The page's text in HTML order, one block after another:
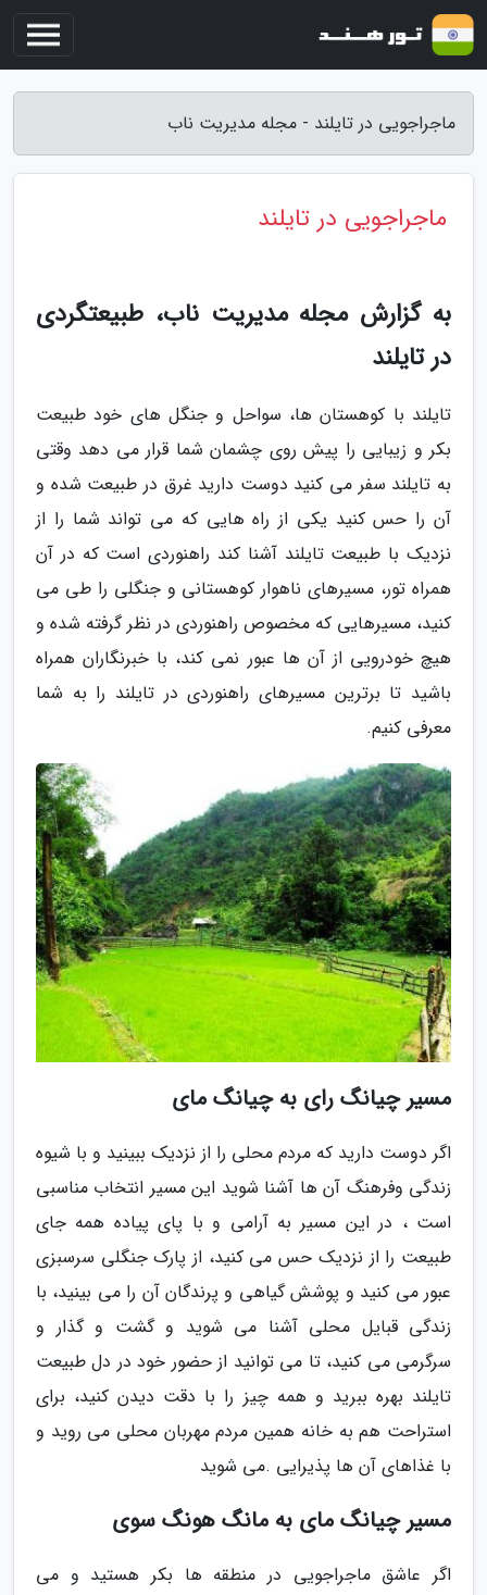
ماجراجویی در تایلند - مجله مدیریت ناب
ماجراجویی در تایلند
به گزارش مجله مدیریت ناب، طبیعتگردی
در تایلند
تایلند با کوهستان ها، سواحل و جنگل های خود طبیعت
بکر و زیبایی را پیش روی چشمان شما قرار می دهد وقتی
به تایلند سفر می کنید دوست دارید غرق در طبیعت شده و
آن را حس کنید یکی از راه هایی که می تواند شما را از
نزدیک با طبیعت تایلند آشنا کند راهنوردی است که در آن
همراه تور، مسیرهای ناهوار کوهستانی و جنگلی را طی می
کنید، مسیرهایی که مخصوص راهنوردی در نظر گرفته شده و
هیچ خودرویی از آن ها عبور نمی کند، با خبرنگاران همراه
باشید تا برترین مسیرهای راهنوردی در تایلند را به شما
معرفی کنیم.
مسیر چیانگ رای به چیانگ مای
اگر دوست دارید که مردم محلی را از نزدیک ببینید و با شیوه
زندگی وفرهنگ آن ها آشنا شوید این مسیر انتخاب مناسبی
است ، در این مسیر به آرامی و با پای پیاده همه جای
طبیعت را از نزدیک حس می کنید، از پارک جنگلی سرسبزی
عبور می کنید و پوشش گیاهی و پرندگان آن را می بینید، با
زندگی قبایل محلی آشنا می شوید و گشت و گذار و
سرگرمی می کنید، تا می توانید از حضور خود در دل طبیعت
تایلند بهره ببرید و همه چیز را با دقت دیدن کنید، برای
استراحت هم به خانه همین مردم مهربان محلی می روید و
با غذاهای آن ها پذیرایی .می شوید
مسیر چیانگ مای به مانگ هونگ سوی
اگر عاشق ماجراجویی در منطقه ها بکر هستید و می